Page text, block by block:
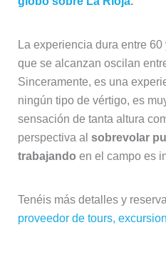
La experiencia dura entre
que se alcanzan oscilan
Sinceramente, es una
ningún tipo de vértigo, es
sensación de tanta altura
perspectiva al sobrevolar
trabajando en el campo es
Tenéis más detalles y
proveedor de tours,